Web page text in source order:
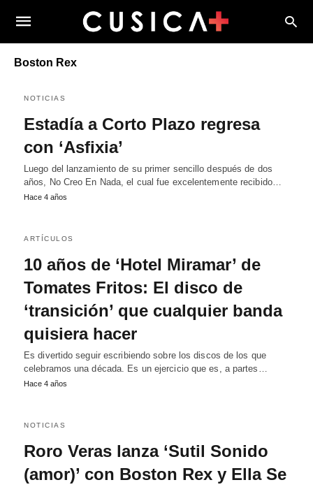
Boston Rex
NOTICIAS
Estadía a Corto Plazo regresa
con ‘Asfixia’
Luego del lanzamiento de su primer sencillo después de dos
años, No Creo En Nada, el cual fue excelentemente recibido…
Hace 4 años
ARTÍCULOS
10 años de ‘Hotel Miramar’ de
Tomates Fritos: El disco de
‘transición’ que cualquier banda
quisiera hacer
Es divertido seguir escribiendo sobre los discos de los que
celebramos una década. Es un ejercicio que es, a partes…
Hace 4 años
NOTICIAS
Roro Veras lanza ‘Sutil Sonido
(amor)’ con Boston Rex y Ella Se